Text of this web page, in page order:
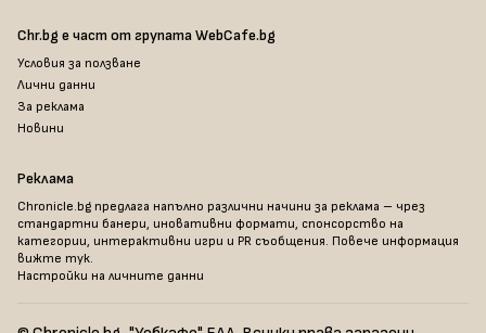
Chr.bg е част от групата WebCafe.bg
Условия за ползване
Лични данни
За реклама
Новини
Реклама
Chronicle.bg предлага напълно различни начини за реклама – чрез
стандартни банери, иновативни формати, спонсорство на
категории, интерактивни игри и PR съобщения. Повече информация
вижте тук.
Настройки на личните данни